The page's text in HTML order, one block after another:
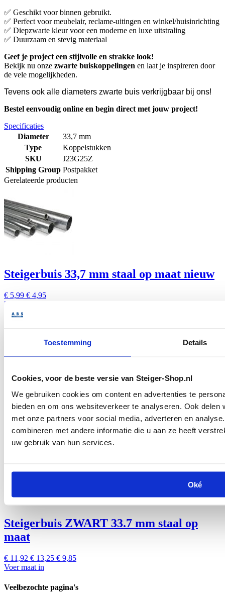
Toestemming Details
Cookies, voor de beste versie van Steiger-Shop.nl
We gebruiken cookies om content en advertenties te
bieden en om ons websiteverkeer te analyseren. Ook
met onze partners voor social media, adverteren en
combineren met andere informatie die u aan ze heeft
uw gebruik van hun services.
Oké
✅ Geschikt voor binnen gebruikt.
✅ Perfect voor meubelair, reclame-uitingen en winkel/huisinrichting
✅ Diepzwarte kleur voor een moderne en luxe uitstraling
✅ Duurzaam en stevig materiaal
Geef je project een stijlvolle en strakke look!
Bekijk nu onze zwarte buiskoppelingen en laat je inspireren door
de vele mogelijkheden.
Tevens ook alle diameters zwarte buis verkrijgbaar bij ons!
Bestel eenvoudig online en begin direct met jouw project!
Specificaties
Diameter
33,7 mm
Type
Koppelstukken
SKU
J23G25Z
Shipping Group Postpakket
Gerelateerde producten
Steigerbuis 33,7 mm staal op maat nieuw
€ 5,99 € 4,95
Voer maat in
3-weg 90 graden koppelstuk 33.7 mm
Vanaf € 6,60 € 5,46
In winkelwagen
Steigerbuis ZWART 33.7 mm staal op
maat
€ 11,92 € 13,25 € 9,85
Voer maat in
Veelbezochte pagina's